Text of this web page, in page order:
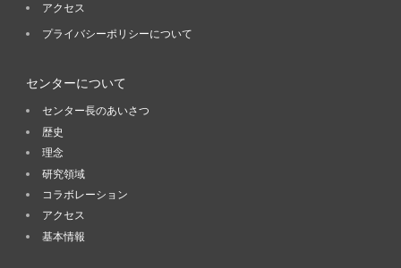
アクセス
プライバシーポリシーについて
センターについて
センター長のあいさつ
歴史
理念
研究領域
コラボレーション
アクセス
基本情報